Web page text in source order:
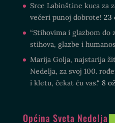
Srce Labinštine kuca za
večeri punoj dobrote! 23
“Stihovima i glazbom do
stihova, glazbe i
Marija Golja, najstarija
Nedelja, za svoj 100.
i kletu, čekat ću vas.“ 8
Općina Sveta Nedelja